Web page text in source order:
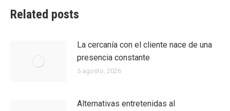
Related posts
La cercanía con el cliente nace de una
presencia constante
5 agosto, 2026
Alternativas entretenidas al